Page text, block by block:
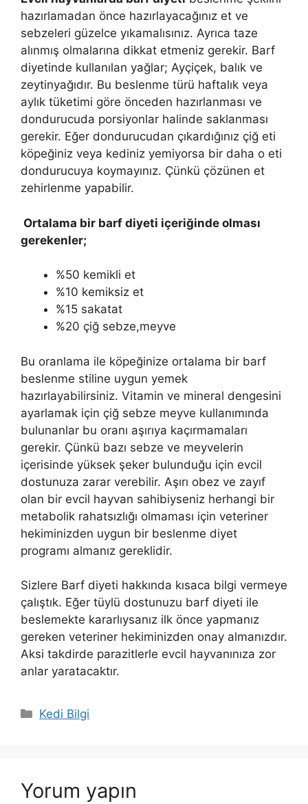
hazırlamadan önce hazırlayacağınız et ve
sebzeleri güzelce yıkamalısınız. Ayrıca taze
alınmış olmalarına dikkat etmeniz gerekir. Barf
diyetinde kullanılan yağlar; Ayçiçek, balık ve
zeytinyağıdır. Bu beslenme türü haftalık veya
aylık tüketimi göre önceden hazırlanması ve
dondurucuda porsiyonlar halinde saklanması
gerekir. Eğer dondurucudan çıkardığınız çiğ eti
köpeğiniz veya kediniz yemiyorsa bir daha o eti
dondurucuya koymayınız. Çünkü çözünen et
zehirlenme yapabilir.
Ortalama bir barf diyeti içeriğinde olması
gerekenler;
%50 kemikli et
%10 kemiksiz et
%15 sakatat
%20 çiğ sebze,meyve
Bu oranlama ile köpeğinize ortalama bir barf
beslenme stiline uygun yemek
hazırlayabilirsiniz. Vitamin ve mineral dengesini
ayarlamak için çiğ sebze meyve kullanımında
bulunanlar bu oranı aşırıya kaçırmamaları
gerekir. Çünkü bazı sebze ve meyvelerin
içerisinde yüksek şeker bulunduğu için evcil
dostunuza zarar verebilir. Aşırı obez ve zayıf
olan bir evcil hayvan sahibiyseniz herhangi bir
metabolik rahatsızlığı olmaması için veteriner
hekiminizden uygun bir beslenme diyet
programı almanız gereklidir.
Sizlere Barf diyeti hakkında kısaca bilgi vermeye
çalıştık. Eğer tüylü dostunuzu barf diyeti ile
beslemekte kararlıysanız ilk önce yapmanız
gereken veteriner hekiminizden onay almanızdır.
Aksi takdirde parazitlerle evcil hayvanınıza zor
anlar yaratacaktır.
Kategoriler
Kedi Bilgi
Yorum yapın